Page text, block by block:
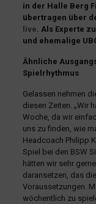
in der Halle Berg
übertragen über
live . Als Experte
und ehemalige
Ähnliche
Spielrhythmus
Gelassen nehmen
diesen Zeiten. „Wir
Woche, da wir
uns zu finden, wie
Headcoach Philipp
Spiel bei den BSW
hätten wir sehr
daransetzen, das
Voraussetzungen.
wöchentlich zu